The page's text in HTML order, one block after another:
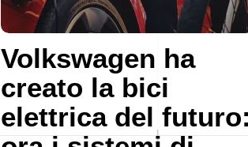
Volkswagen ha
creato la bici
elettrica del